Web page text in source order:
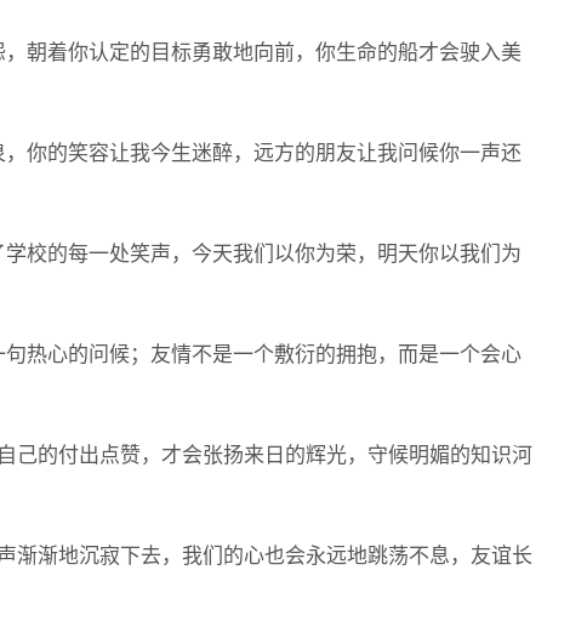
着你认定的目标勇敢地向前，你生命的船才会驶入美
的笑容让我今生迷醉，远方的朋友让我问候你一声还
的每一处笑声，今天我们以你为荣，明天你以我们为
心的问候；友情不是一个敷衍的拥抱，而是一个会心
的付出点赞，才会张扬来日的辉光，守候明媚的知识河
渐地沉寂下去，我们的心也会永远地跳荡不息，友谊长